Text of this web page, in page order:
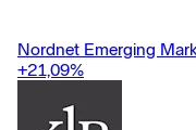
Nordnet Emerging
+21,09%